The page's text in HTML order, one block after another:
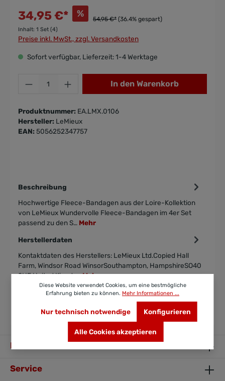
34,95 €* % 54,95 €* (36.4% gespart)
Inhalt: 1 Set (4)
Preise inkl. MwSt., zzgl. Versandkosten
Sofort verfügbar, Lieferzeit: 1-4 Werktage
In den Warenkorb
Produktnummer: EA.LMX.0106
Hersteller: LeMieux
EAN: 5056252347757
Beschreibung
Hochwertige Fleece-Bandagen aus der Loire-Kollektion
von LeMieux Wundervolle Fleece-Bandagen im 4er Set
passend zu den S… Mehr
Herstellerdaten
Kontaktdaten des Herstellers: LeMieux Ltd.Copied Hall
Farm, Windsor Road WinsorSouthampton, HampshireSO40
2HE United Kingdo…Mehr
Bewertungen
Ihr Kontakt zu uns
Service
Diese Website verwendet Cookies, um eine bestmögliche
Erfahrung bieten zu können. Mehr Informationen ...
Nur technisch notwendige Konfigurieren
Alle Cookies akzeptieren